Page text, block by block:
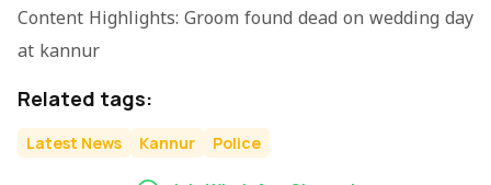
Content Highlights: Groom found dead on wedding day
at kannur
Related tags:
Latest News Kannur Police